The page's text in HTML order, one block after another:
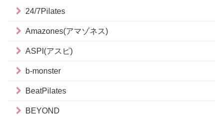
24/7Pilates
Amazones(アマゾネス)
ASPI(アスピ)
b-monster
BeatPilates
BEYOND